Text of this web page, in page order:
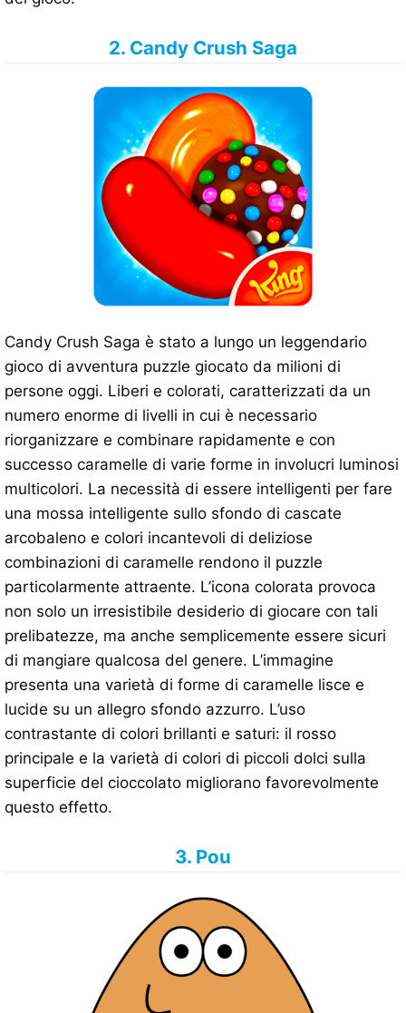
2. Candy Crush Saga
Candy Crush Saga è stato a lungo un leggendario
gioco di avventura puzzle giocato da milioni di
persone oggi. Liberi e colorati, caratterizzati da un
numero enorme di livelli in cui è necessario
riorganizzare e combinare rapidamente e con
successo caramelle di varie forme in involucri luminosi
multicolori. La necessità di essere intelligenti per fare
una mossa intelligente sullo sfondo di cascate
arcobaleno e colori incantevoli di deliziose
combinazioni di caramelle rendono il puzzle
particolarmente attraente. L’icona colorata provoca
non solo un irresistibile desiderio di giocare con tali
prelibatezze, ma anche semplicemente essere sicuri
di mangiare qualcosa del genere. L’immagine
presenta una varietà di forme di caramelle lisce e
lucide su un allegro sfondo azzurro. L’uso
contrastante di colori brillanti e saturi: il rosso
principale e la varietà di colori di piccoli dolci sulla
superficie del cioccolato migliorano favorevolmente
questo effetto.
3. Pou